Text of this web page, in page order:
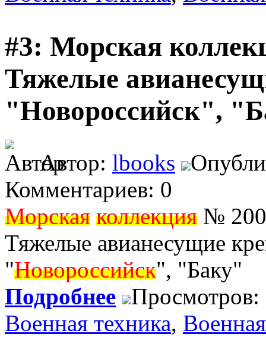
#3: Морская
Тяжелые
"Новороссийск",
Автор: lbooks
Комментариев: 0
Морская коллекция №
Тяжелые авианесущие
"Новороссийск", "Баку"
Подробнее
Просмотров:
Военная техника,